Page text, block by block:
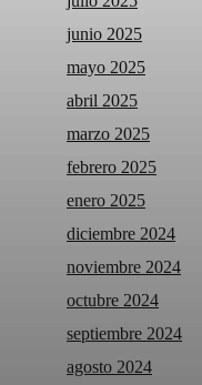
junio 2025
mayo 2025
abril 2025
marzo 2025
febrero 2025
enero 2025
diciembre 2024
noviembre 2024
octubre 2024
septiembre 2024
agosto 2024